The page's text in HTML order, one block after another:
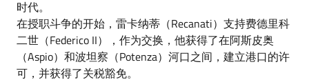
时代。
在授职斗争的开始，雷卡纳蒂（Recanati）支持费德里科
二世（Federico II），作为交换，他获得了在阿斯皮奥
（Aspio）和波坦察（Potenza）河口之间，建立港口的许
可，并获得了关税豁免。